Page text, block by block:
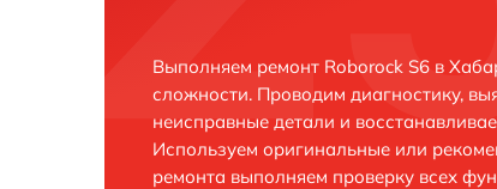
Выполняем ремонт Roborock S6 в
сложности. Проводим диагностику,
неисправные детали и
Используем оригинальные или
ремонта выполняем проверку всех